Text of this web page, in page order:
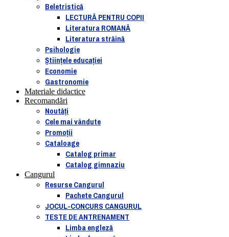
Beletristică
LECTURĂ PENTRU COPII
Literatura ROMANĂ
Literatura străină
Psihologie
Ştiinţele educaţiei
Economie
Gastronomie
Materiale didactice
Recomandări
Noutăţi
Cele mai vândute
Promoții
Cataloage
Catalog primar
Catalog gimnaziu
Cangurul
Resurse Cangurul
Pachete Cangurul
JOCUL-CONCURS CANGURUL
TESTE DE ANTRENAMENT
Limba engleză